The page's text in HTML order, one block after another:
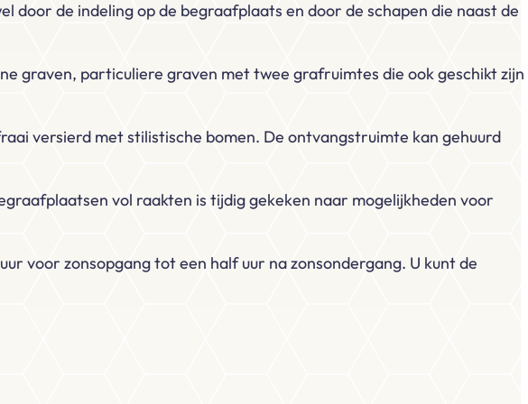
door de indeling op de begraafplaats en door de schapen die naast de
graven, particuliere graven met twee grafruimtes die ook geschikt zijn
versierd met stilistische bomen. De ontvangstruimte kan gehuurd
vol raakten is tijdig gekeken naar mogelijkheden voor
voor zonsopgang tot een half uur na zonsondergang. U kunt de